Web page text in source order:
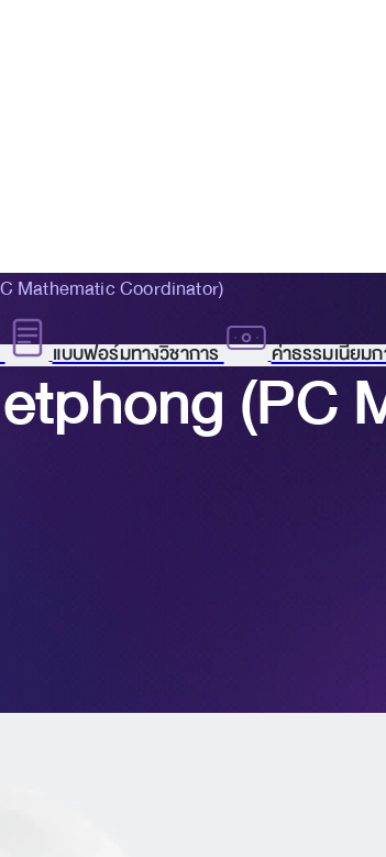
แบบฟอร์มทางวิชาการ ค่าธรรมเนียม
Mathematic Coordinator)
(PC